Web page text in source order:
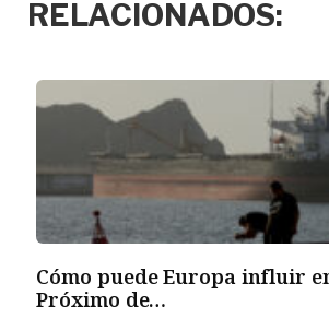
RELACIONADOS:
Cómo puede Europa influir
Próximo de…